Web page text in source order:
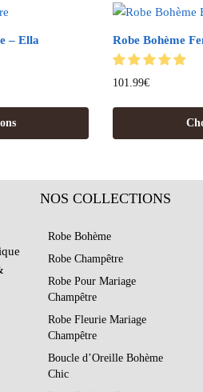
– Ella Robe Bohème
101.99€
NOS COLLECTIONS
Robe Bohème
Robe Champêtre
Robe Pour Mariage
Champêtre
Robe Fleurie Mariage
Champêtre
Boucle d’Oreille Bohème
Chic